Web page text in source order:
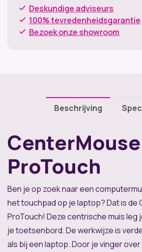
Deskundige adviseurs
100% tevredenheidsgarantie
Bezoek onze showroom
Beschrijving
CenterMouse
ProTouch
Ben je op zoek naar een
het touchpad op je laptop? Dat is de
ProTouch! Deze centrische muis leg
je toetsenbord. De werkwijze is
als bij een laptop. Door je vinger